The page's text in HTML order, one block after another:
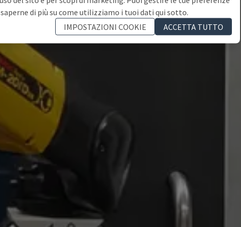
di più su come utilizziamo i tuoi dati qui sotto.
IMPOSTAZIONI COOKIE
ACCETTA TUTTO